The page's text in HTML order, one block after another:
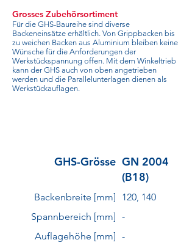
Grosses Zubehörsortiment
Für die GHS-Baureihe sind diverse
Backeneinsätze erhältlich. Von Grippbacken bis
zu weichen Backen aus Aluminium bleiben keine
Wünsche für die Anforderungen der
Werkstückspannung offen. Mit dem Winkeltrieb
kann der GHS auch von oben angetrieben
werden und die Parallelunterlagen dienen als
Werkstückauflagen.
GHS-Grösse GN 2004
(B18)
Backenbreite [mm]
120, 140
Spannbereich [mm] -
Auflagehöhe [mm] -